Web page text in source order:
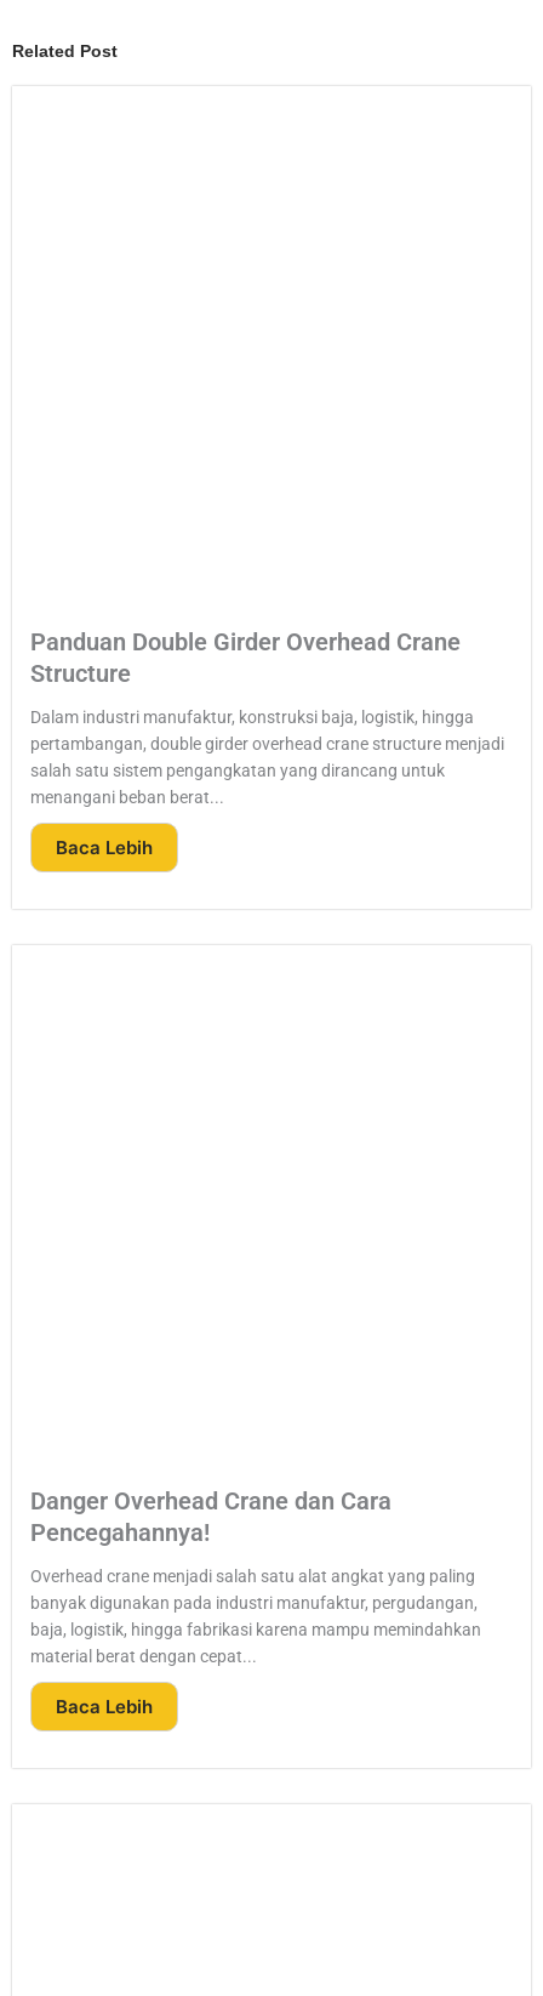
Related Post
Panduan Double Girder Overhead Crane
Structure
Dalam industri manufaktur, konstruksi baja, logistik, hingga
pertambangan, double girder overhead crane structure menjadi
salah satu sistem pengangkatan yang dirancang untuk
menangani beban berat...
Baca Lebih
Danger Overhead Crane dan Cara
Pencegahannya!
Overhead crane menjadi salah satu alat angkat yang paling
banyak digunakan pada industri manufaktur, pergudangan,
baja, logistik, hingga fabrikasi karena mampu memindahkan
material berat dengan cepat...
Baca Lebih